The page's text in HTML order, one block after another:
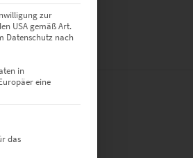
zur
USA gemäß Art.
Datenschutz nach
in
eine
erteilt werden kann. Die erste
das